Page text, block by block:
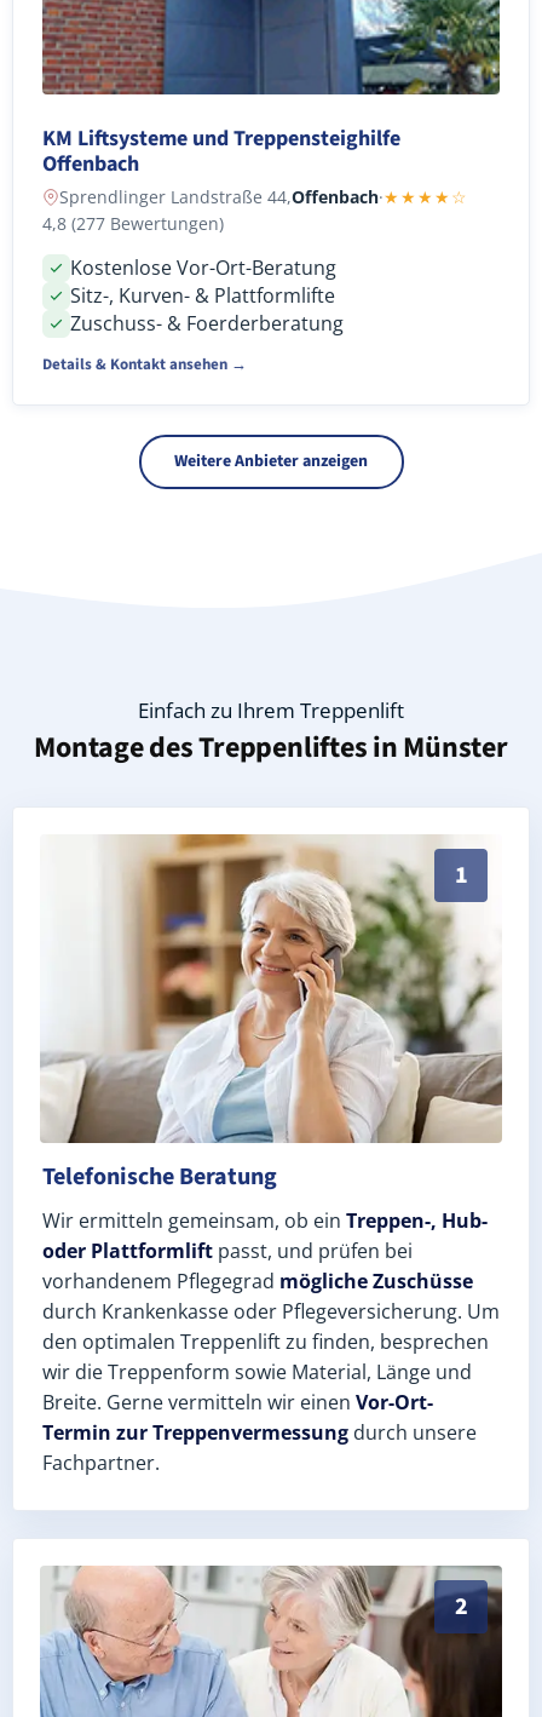
KM Liftsysteme und Treppensteighilfe
Offenbach
Sprendlinger Landstraße 44,Offenbach·★★★★☆
4,8 (277 Bewertungen)
Kostenlose Vor-Ort-Beratung
Sitz-, Kurven- & Plattformlifte
Zuschuss- & Foerderberatung
Details & Kontakt ansehen →
Weitere Anbieter anzeigen
Einfach zu Ihrem Treppenlift
Montage des Treppenliftes inMünster
1
Persönliche Treppenlift-Beratung in Münster 64839
Telefonische Beratung
Wir ermitteln gemeinsam, ob ein Treppen-, Hub-
oder Plattformlift passt, und prüfen bei
vorhandenem Pflegegrad mögliche Zuschüsse
durch Krankenkasse oder Pflegeversicherung. Um
den optimalen Treppenlift zu finden, besprechen
wir die Treppenform sowie Material, Länge und
Breite. Gerne vermitteln wir einen Vor-Ort-
Termin zur Treppenvermessung durch unsere
Fachpartner.
2
Exaktes Aufmaß in Münster (Landkreis Darmstadt-